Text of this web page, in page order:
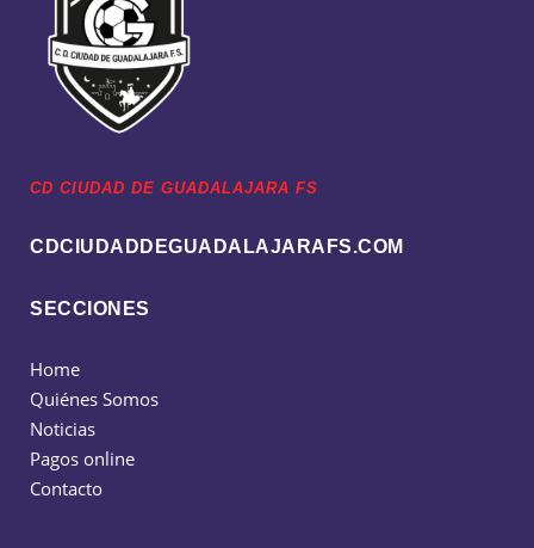
CD CIUDAD DE GUADALAJARA FS
CDCIUDADDEGUADALAJARAFS.COM
SECCIONES
Home
Quiénes Somos
Noticias
Pagos online
Contacto